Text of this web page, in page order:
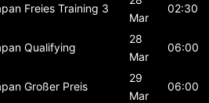
Freies Training 3
Mar
02:30
Qualifying
28
Mar
06:00
Großer Preis
29
Mar
06:00